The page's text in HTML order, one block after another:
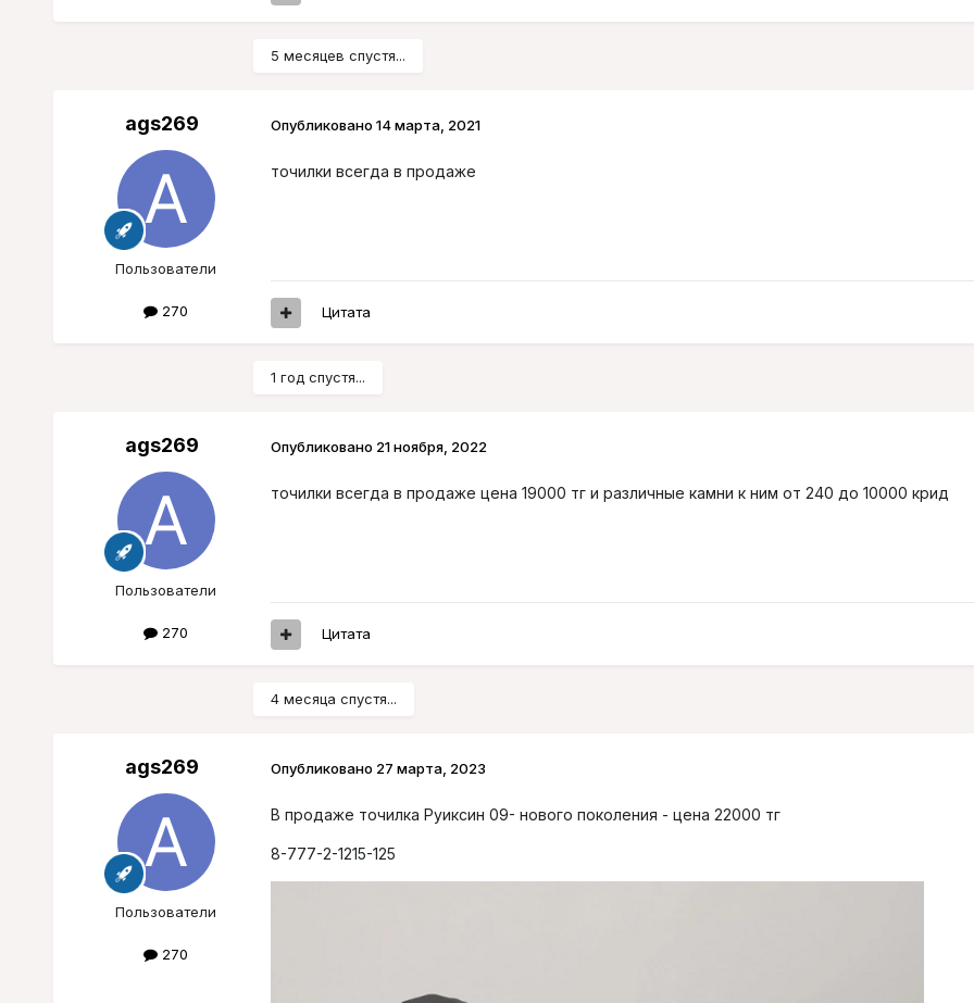
5 месяцев спустя...
ags269
Пользователи
270
Опубликовано 14 марта, 2021
точилки всегда в продаже
Цитата
1 год спустя...
ags269
Пользователи
270
Опубликовано 21 ноября, 2022
точилки всегда в продаже цена 19000 тг и различные камни к ним от 240 до 10000 крид
Цитата
4 месяца спустя...
ags269
Пользователи
270
Опубликовано 27 марта, 2023
В продаже точилка Руиксин 09- нового поколения - цена 22000 тг
8-777-2-1215-125